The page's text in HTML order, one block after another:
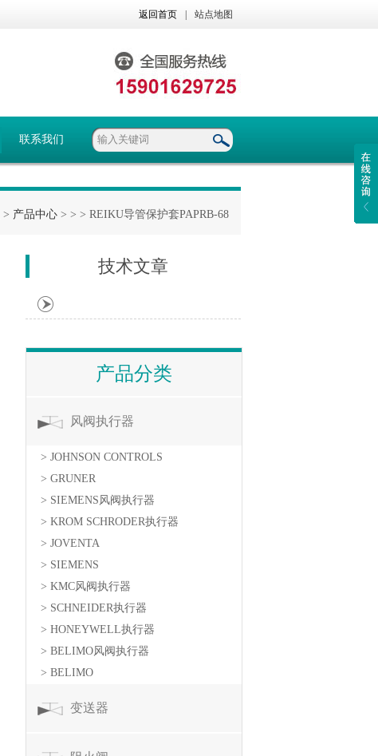
返回首页 站点地图
联系我们
> 产品中心 > > > REIKU导管保护套PAPRB-68
技术文章
产品分类
风阀执行器
> JOHNSON CONTROLS
> GRUNER
> SIEMENS风阀执行器
> KROM SCHRODER执行器
> JOVENTA
> SIEMENS
> KMC风阀执行器
> SCHNEIDER执行器
> HONEYWELL执行器
> BELIMO风阀执行器
> BELIMO
变送器